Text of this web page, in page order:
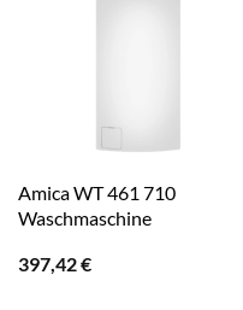
Amica WT 461 710
Waschmaschine
397,42€